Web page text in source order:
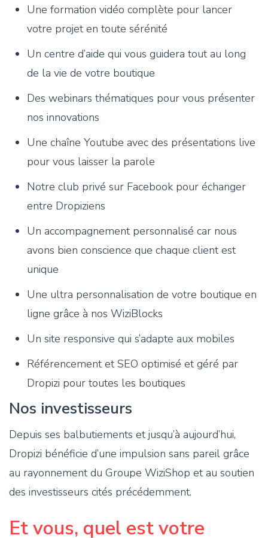
Une formation vidéo complète pour lancer
votre projet en toute sérénité
Un centre d’aide qui vous guidera tout au long
de la vie de votre boutique
Des webinars thématiques pour vous présenter
nos innovations
Une chaîne Youtube avec des présentations live
pour vous laisser la parole
Notre club privé sur Facebook pour échanger
entre Dropiziens
Un accompagnement personnalisé car nous
avons bien conscience que chaque client est
unique
Une ultra personnalisation de votre boutique en
ligne grâce à nos WiziBlocks
Un site responsive qui s’adapte aux mobiles
Référencement et SEO optimisé et géré par
Dropizi pour toutes les boutiques
Nos investisseurs
Depuis ses balbutiements et jusqu’à aujourd’hui,
Dropizi bénéficie d’une impulsion sans pareil grâce
au rayonnement du Groupe WiziShop et au soutien
des investisseurs cités précédemment.
Et vous, quel est votre